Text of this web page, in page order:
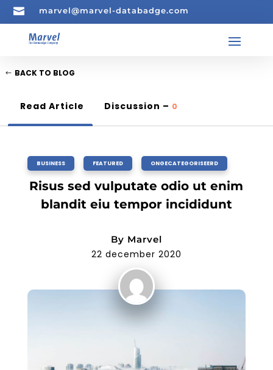
 marvel@marvel-databadge.com
BACK TO BLOG
Read Article Discussion – 0
BUSINESS FEATURED ONGECATEGORISEERD
Risus sed vulputate odio ut enim
blandit eiu tempor incididunt
By Marvel
22 december 2020